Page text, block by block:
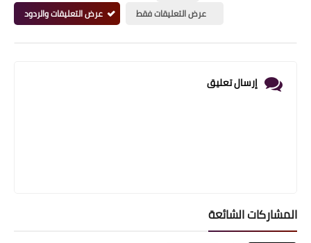
عرض التعليقات فقط
عرض التعليقات والردود
إرسال تعليق
المشاركات الشائعة